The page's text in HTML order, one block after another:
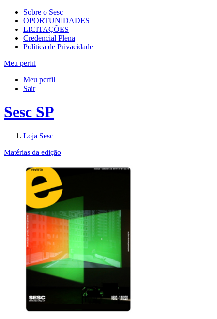
Sobre o Sesc
OPORTUNIDADES
LICITAÇÕES
Credencial Plena
Política de Privacidade
Meu perfil
Meu perfil
Sair
Sesc SP
Loja Sesc
Matérias da edição